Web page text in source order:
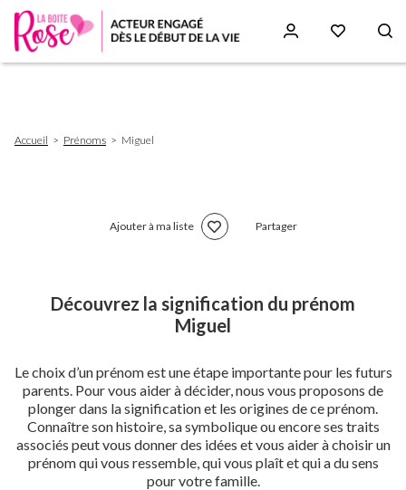
d'Ariane
Accueil Prénoms Miguel
Ajouter à ma liste Partager
Découvrez la signification du prénom
Miguel
Le choix d’un prénom est une étape importante pour les futurs
parents. Pour vous aider à décider, nous vous proposons de
plonger dans la signification et les origines de ce prénom.
Connaître son histoire, sa symbolique ou encore ses traits
associés peut vous donner des idées et vous aider à choisir un
prénom qui vous ressemble, qui vous plaît et qui a du sens
pour votre famille.